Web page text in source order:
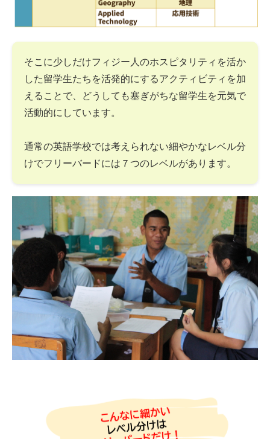
そこに少しだけフィジー人のホスピタリティを活か
した留学生たちを活発的にするアクティビティを加
えることで、どうしても塞ぎがちな留学生を元気で
活動的にしています。
通常の英語学校では考えられない細やかなレベル分
けでフリーバードには７つのレベルがあります。